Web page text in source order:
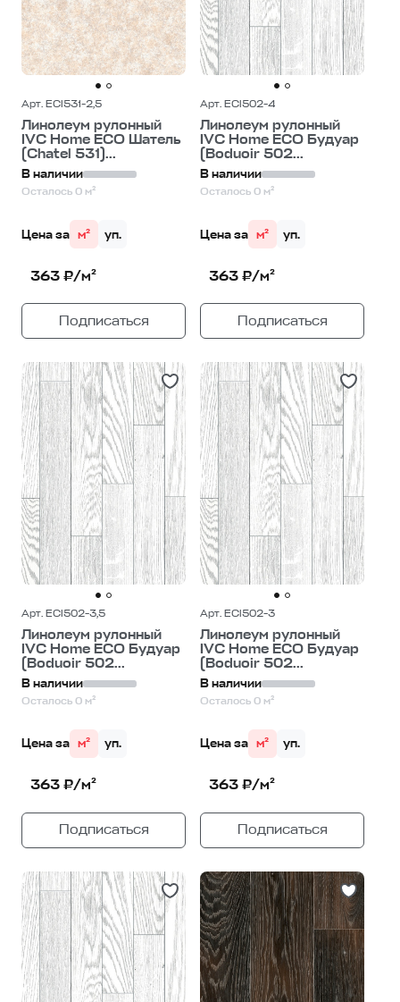
Арт. ECI531-2,5
Линолеум рулонный
IVC Home ECO Шатель
(Chatel 531)...
В наличии
Осталось 0 м²
Цена за м² уп.
363 ₽/м²
Подписаться
Арт. ECI502-4
Линолеум рулонный
IVC Home ECO Будуар
(Boduoir 502...
В наличии
Осталось 0 м²
Цена за м² уп.
363 ₽/м²
Подписаться
Арт. ECI502-3,5
Линолеум рулонный
IVC Home ECO Будуар
(Boduoir 502...
В наличии
Осталось 0 м²
Цена за м² уп.
363 ₽/м²
Подписаться
Арт. ECI502-3
Линолеум рулонный
IVC Home ECO Будуар
(Boduoir 502...
В наличии
Осталось 0 м²
Цена за м² уп.
363 ₽/м²
Подписаться